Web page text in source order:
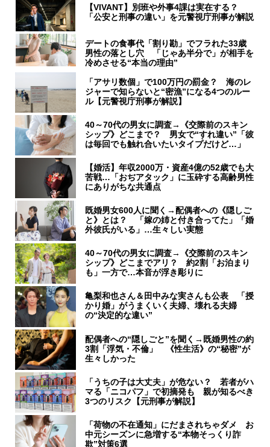
【VIVANT】別班や外事4課は実在する？
「公安と刑事の違い」を元警視庁刑事が解説
デートの食事代「割り勘」でフラれた33歳
男性の落とし穴 「じゃあ半分で」が相手を
冷めさせる“本当の理由”
「アサリ数個」で100万円の罰金？ 海のレ
ジャーで知らないと“密漁”になる4つのルー
ル【元警視庁刑事が解説】
40～70代の男女に調査→《交際前のスキン
シップ》どこまで？ 男女で“すれ違い”「彼
は毎回でも触れ合いたいタイプだけど…」
【婚活】年収2000万・資産4億の52歳でも大
苦戦…「おぢアタック」に玉砕する高齢男性
にありがちな共通点
既婚男女600人に聞く→配偶者への《隠しご
と》とは？ 「嫁の姉と付き合ってた」「婚
外彼氏がいる」…生々しい実態
40～70代の男女に調査→《交際前のスキン
シップ》どこまでアリ？ 約2割「お泊まり
も」一方で…本音が浮き彫りに
亀梨和也さん＆田中みな実さんも公表 「授
かり婚」がうまくいく夫婦、壊れる夫婦
の“決定的な違い”
配偶者への“隠しごと”を聞く→既婚男性の約
3割「浮気・不倫」 《性生活》の“秘密”が
生々しかった
「うちの子は大丈夫」が危ない？ 若者がハ
マる「ニコパフ」で初摘発も 親が知るべき
3つのリスク【元刑事が解説】
「荷物の不在通知」にだまされちゃダメ お
中元シーズンに急増する“本物そっくり詐
欺”対策6選